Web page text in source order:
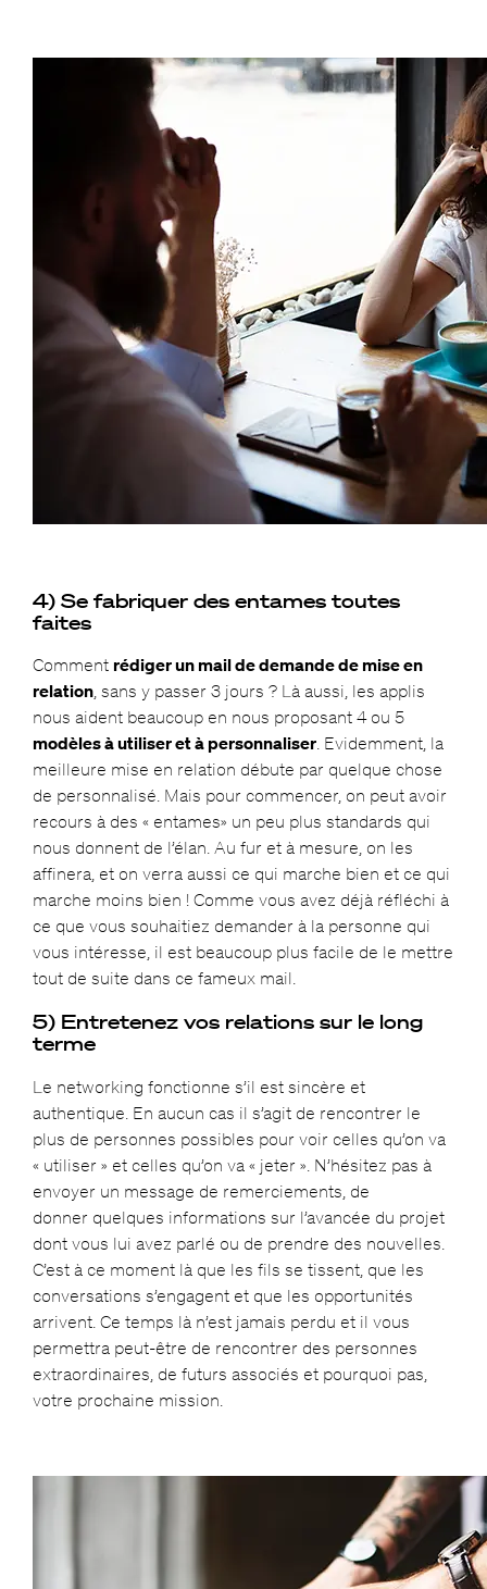
4) Se fabriquer des entames toutes
faites
Comment rédiger un mail de demande de mise en
relation, sans y passer 3 jours ? Là aussi, les applis
nous aident beaucoup en nous proposant 4 ou 5
modèles à utiliser et à personnaliser. Evidemment, la
meilleure mise en relation débute par quelque chose
de personnalisé. Mais pour commencer, on peut avoir
recours à des « entames» un peu plus standards qui
nous donnent de l’élan. Au fur et à mesure, on les
affinera, et on verra aussi ce qui marche bien et ce qui
marche moins bien ! Comme vous avez déjà réfléchi à
ce que vous souhaitiez demander à la personne qui
vous intéresse, il est beaucoup plus facile de le mettre
tout de suite dans ce fameux mail.
5) Entretenez vos relations sur le long
terme
Le networking fonctionne s’il est sincère et
authentique. En aucun cas il s’agit de rencontrer le
plus de personnes possibles pour voir celles qu’on va
« utiliser » et celles qu’on va « jeter ». N’hésitez pas à
envoyer un message de remerciements, de
donner quelques informations sur l’avancée du projet
dont vous lui avez parlé ou de prendre des nouvelles.
C’est à ce moment là que les fils se tissent, que les
conversations s’engagent et que les opportunités
arrivent. Ce temps là n’est jamais perdu et il vous
permettra peut-être de rencontrer des personnes
extraordinaires, de futurs associés et pourquoi pas,
votre prochaine mission.